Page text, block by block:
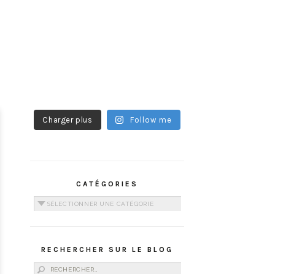
Charger plus Follow me
CATÉGORIES
Catégories
RECHERCHER SUR LE BLOG
Rechercher :